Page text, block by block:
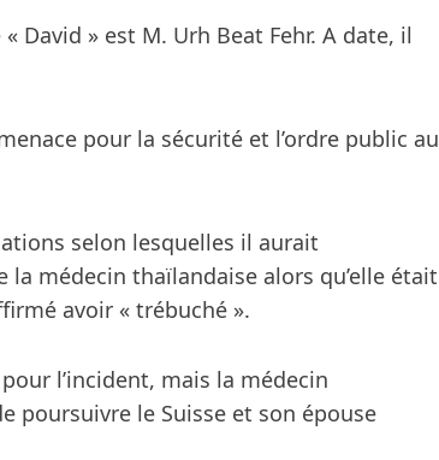
David » est M. Urh Beat Fehr. A date, il
pour la sécurité et l’ordre public au
selon lesquelles il aurait
médecin thaïlandaise alors qu’elle était
avoir « trébuché ».
l’incident, mais la médecin
poursuivre le Suisse et son épouse